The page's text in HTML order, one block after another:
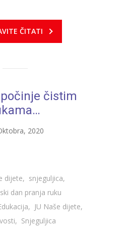
za roditelje
ČITATI
čistim
2020
dijete, snjeguljica,
dan pranja ruku
, JU Naše dijete,
, Snjeguljica